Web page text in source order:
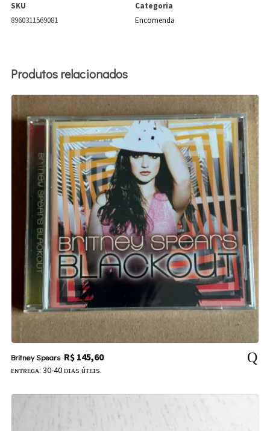
SKU
8960311569081
Categoria
Encomenda
Produtos relacionados
Britney Spears R$145,60
ᴇɴᴛʀᴇɢᴀ: 30-40 ᴅɪᴀs úᴛᴇɪs.